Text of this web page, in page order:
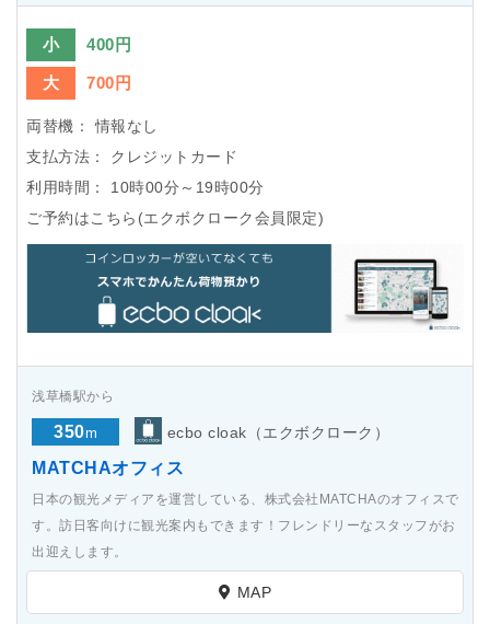
小 400円
大 700円
両替機：
情報なし
支払方法：
クレジットカード
利用時間：
10時00分～19時00分
ご予約はこちら(エクボクローク会員限定)
浅草橋駅から
350m ecbo cloak（エクボクローク）
MATCHAオフィス
日本の観光メディアを運営している、株式会社MATCHAのオフィスで
す。訪日客向けに観光案内もできます！フレンドリーなスタッフがお
出迎えします。
MAP